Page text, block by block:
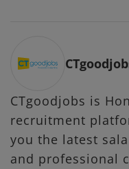
CTgoodjobs is
recruitment
you the latest
and professional